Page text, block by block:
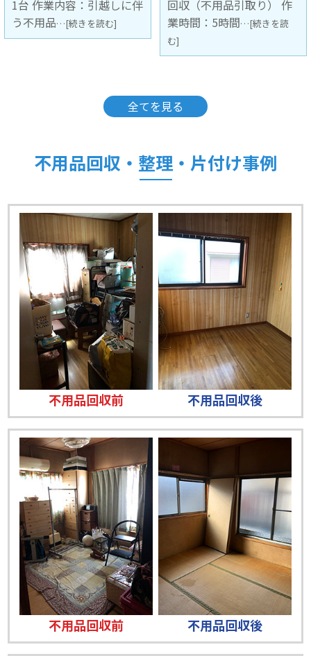
回収（不用品引取り） 作
業時間：5時間…[続きを読
む]
容：引越しに伴う不用品
回収（不用…[続きを読む]
全てを見る
不用品回収・整理・片付け事例
不用品回収前 不用品回収後
不用品回収前 不用品回収後